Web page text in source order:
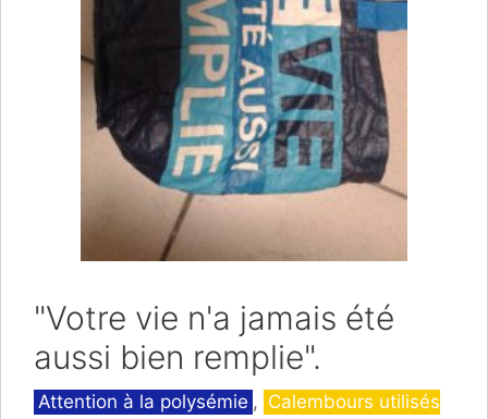
"Votre vie n'a jamais été
aussi bien remplie".
Catégories
Attention à la polysémie , Calembours utilisés